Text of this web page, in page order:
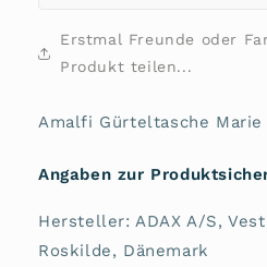
Erstmal Freunde oder
Produkt teilen...
Amalfi Gürteltasche Marie
Angaben zur
Hersteller: ADAX A/S,
Roskilde, Dänemark